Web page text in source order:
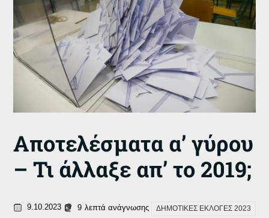
Αποτελέσματα α’ γύρου
– Τι άλλαξε απ’ το 2019;
9.10.2023 9 λεπτά ανάγνωσης ΔΗΜΟΤΙΚΕΣ ΕΚΛΟΓΕΣ 2023